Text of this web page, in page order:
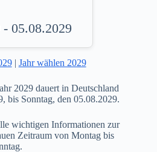
05.08.2029
| Jahr wählen 2029
2029 dauert in Deutschland
bis Sonntag, den 05.08.2029.
wichtigen Informationen zur
Zeitraum von Montag bis